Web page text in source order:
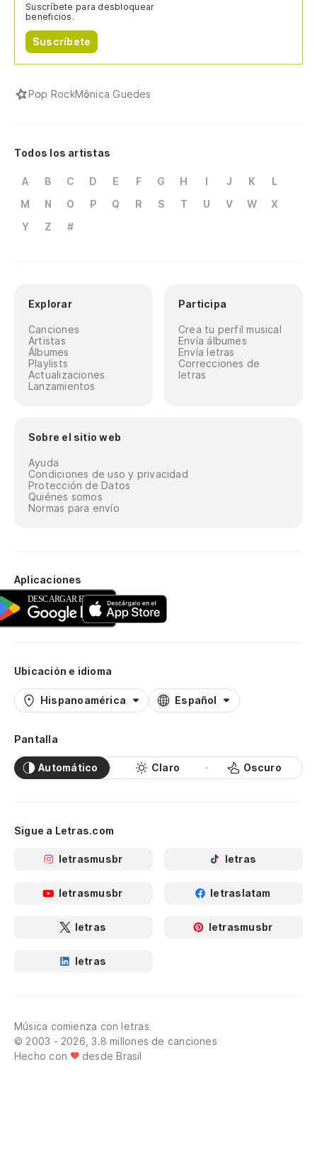
Suscríbete para desbloquear
beneficios.
Suscríbete
Pop RockMônica Guedes
Todos los artistas
A B C D E F G H I J K
L
M
N O P Q R S T U V W
X
Y
Z #
Explorar
Canciones
Artistas
Álbumes
Playlists
Actualizaciones
Lanzamientos
Participa
Crea tu perfil musical
Envía álbumes
Envía letras
Correcciones de
letras
Sobre el sitio web
Ayuda
Condiciones de uso y privacidad
Protección de Datos
Quiénes somos
Normas para envío
Aplicaciones
Ubicación e idioma
Hispanoamérica Español
Pantalla
Automático Claro Oscuro
Sigue a Letras.com
letrasmusbr letras
letrasmusbr letraslatam
letras letrasmusbr
letras
Música comienza con letras
© 2003 - 2026, 3.8 millones de canciones
Hecho con
desde Brasil